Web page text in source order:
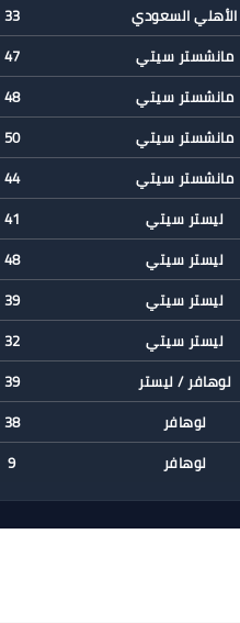
الأهلي السعودي 33
مانشستر سيتي 47
مانشستر سيتي 48
مانشستر سيتي 50
مانشستر سيتي 44
ليستر سيتي 41
ليستر سيتي 48
ليستر سيتي 39
ليستر سيتي 32
لوهافر / ليستر 39
لوهافر 38
لوهافر 9